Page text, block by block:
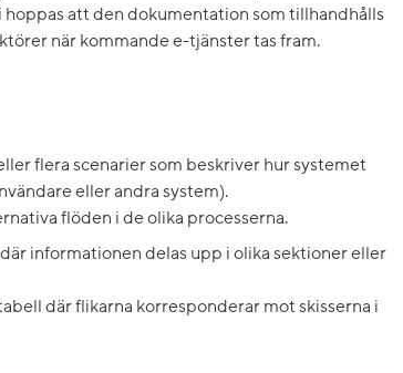
hoppas att den dokumentation som tillhandhålls
när kommande e-tjänster tas fram.
flera scenarier som beskriver hur systemet
eller andra system).
flöden i de olika processerna.
informationen delas upp i olika sektioner eller
där flikarna korresponderar mot skisserna i